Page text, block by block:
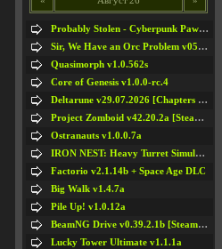
Probably Stolen - Cyberpunk Pawnshop Simulator v048c [Playtest]
Sir, We Have an Orc Problem v05.08.2026
Quasimorph v1.0.562s
Core of Genesis v1.0.0-rc.4
Deltarune v29.07.2026 [Chapters 1-5] / + RUS [Chapters 1-5]
Project Zomboid v42.20.2a [Steam Early Access]
Ostranauts v1.0.0.7a
IRON NEST: Heavy Turret Simulator v1.0a
Factorio v2.1.14b + Space Age DLC
Big Walk v1.4.7a
Pile Up! v1.0.12a
BeamNG Drive v0.39.2.1b [Steam Early Access]
Lucky Tower Ultimate v1.1.1a